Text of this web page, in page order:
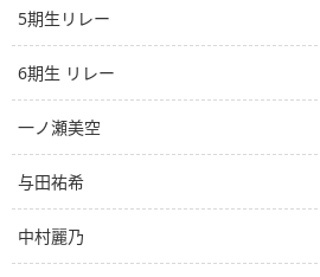
5期生リレー
6期生 リレー
一ノ瀬美空
与田祐希
中村麗乃